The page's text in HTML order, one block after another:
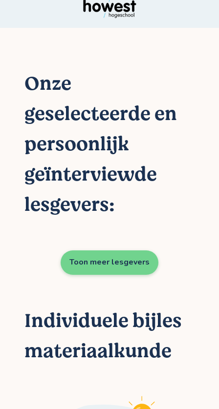
Onze
geselecteerde en
persoonlijk
geïnterviewde
lesgevers:
Toon meer lesgevers
Individuele bijles
materiaalkunde